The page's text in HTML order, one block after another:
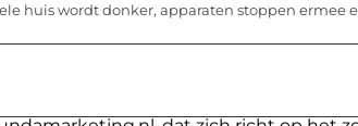
huis wordt donker, apparaten stoppen ermee